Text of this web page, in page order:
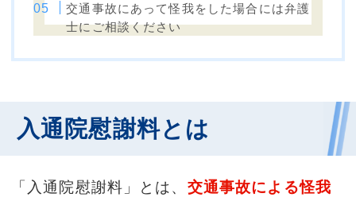
交通事故にあって怪我をした場合には弁護
士にご相談ください
入通院慰謝料とは
「入通院慰謝料」とは、 交通事故による怪我